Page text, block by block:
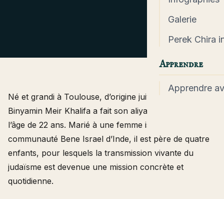
Galerie
Perek Chira
Apprendre
Apprendre
Né et grandi à Toulouse, d’origine juive constantinoise,
Binyamin Meir Khalifa a fait son aliyah à Jérusalem à
l’âge de 22 ans. Marié à une femme issue de la
communauté Bene Israel d’Inde, il est père de quatre
enfants, pour lesquels la transmission vivante du
judaïsme est devenue une mission concrète et
quotidienne.